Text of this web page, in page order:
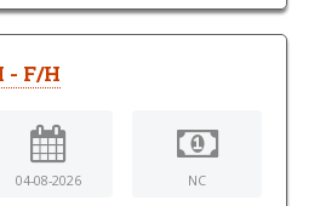
- F/H
04-08-2026 NC